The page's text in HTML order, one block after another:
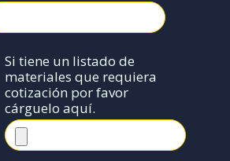
Si tiene un listado de
materiales que requiera
cotización por favor
cárguelo aquí.